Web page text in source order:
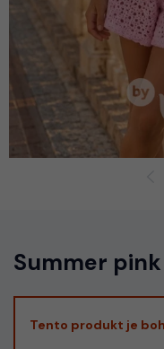
Summer
Tento produkt je